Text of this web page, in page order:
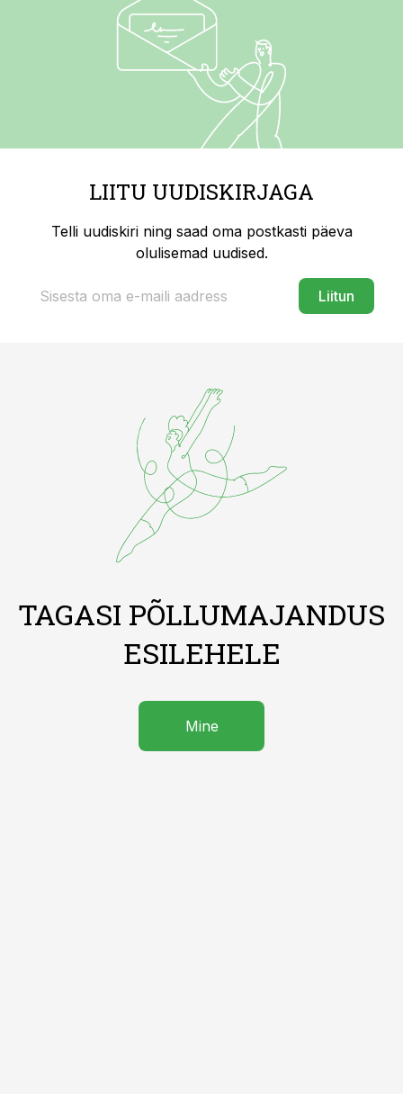
LIITU UUDISKIRJAGA
Telli uudiskiri ning saad oma postkasti päeva
olulisemad uudised.
Liitun
TAGASI PÕLLUMAJANDUS
ESILEHELE
Mine